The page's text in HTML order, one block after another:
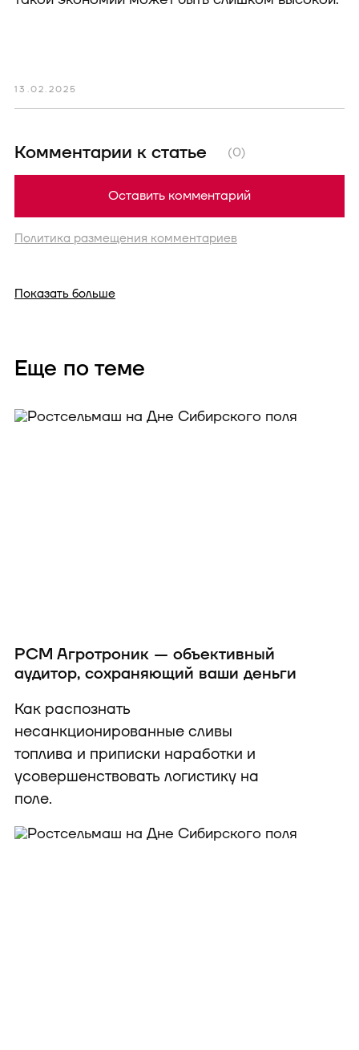
13.02.2025
Комментарии к статье (0)
Политика размещения комментариев
Оставить комментарий
Показать больше
Еще по теме
РСМ Агротроник — объективный
аудитор, сохраняющий ваши деньги
Как распознать
несанкционированные сливы
топлива и приписки наработки и
усовершенствовать логистику на
поле.